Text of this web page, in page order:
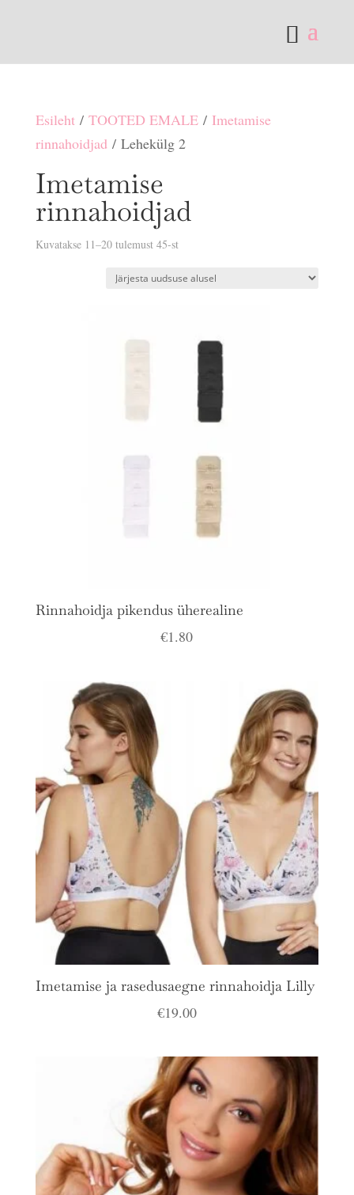
Esileht/ TOOTED EMALE/ Imetamise
rinnahoidjad/ Lehekülg 2
Imetamise
rinnahoidjad
Kuvatakse 11–20 tulemust 45-stSorditud
Rinnahoidja pikendus üherealine
€1.80
Imetamise ja rasedusaegne rinnahoidja Lilly
€19.00